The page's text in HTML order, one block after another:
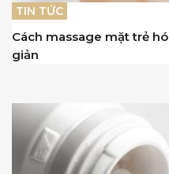
TIN TỨC
Cách massage mặt trẻ
giản